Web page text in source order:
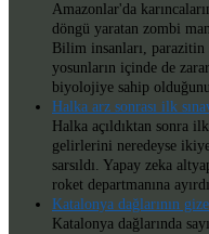
Amazonlar'da
döngü yaratan zombi
Bilim insanları,
yosunların içinde de
biyolojiye sahip olduğunu
Halka arz sonrası ilk
Halka açıldıktan sonra
gelirlerini neredeyse
sarsıldı. Yapay zeka
roket departmanına
Katalonya dağlarının
Katalonya dağlarında